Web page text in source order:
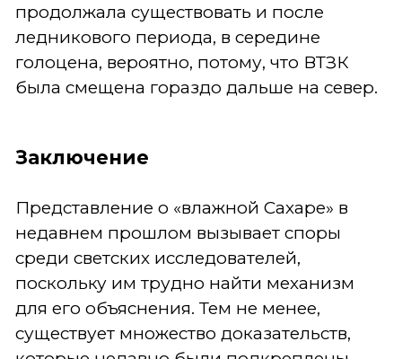
продолжала существовать и после
ледникового периода, в середине
голоцена, вероятно, потому, что ВТЗК
была смещена гораздо дальше на север.
Заключение
Представление о «влажной Сахаре» в
недавнем прошлом вызывает споры
среди светских исследователей,
поскольку им трудно найти механизм
для его объяснения. Тем не менее,
существует множество доказательств,